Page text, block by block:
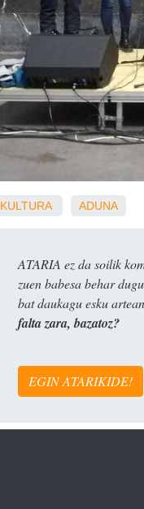
KULTURA ADUNA
ATARIA ez da soilik
zuen babesa behar
bat daukagu esku
falta zara, bazatoz?
EGIN ATARIKIDE!